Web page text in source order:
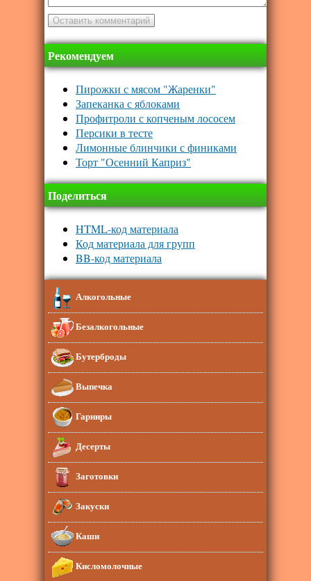
Рекомендуем
Пирожки с мясом "Жаренки"
Запеканка с яблоками
Профитроли с копченым лососем
Персики в тесте
Лимонные блинчики с финиками
Торт "Осенний Каприз"
Поделиться
HTML-код материала
Код материала для групп
BB-код материала
Алкогольные
Безалкогольные
Бутерброды
Выпечка
Гарниры
Десерты
Заготовки
Закуски
Каши
Кисломолочные